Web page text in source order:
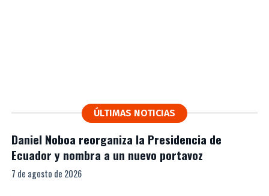
ÚLTIMAS NOTICIAS
Daniel Noboa reorganiza la Presidencia de
Ecuador y nombra a un nuevo portavoz
7 de agosto de 2026